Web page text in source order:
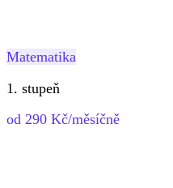
Matematika
1. stupeň
od 290 Kč/měsíčně